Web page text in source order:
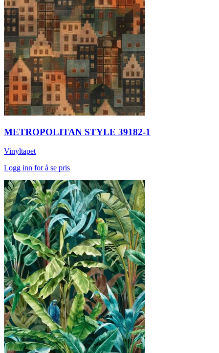
METROPOLITAN STYLE 39182-1
Vinyltapet
Logg inn for å se pris